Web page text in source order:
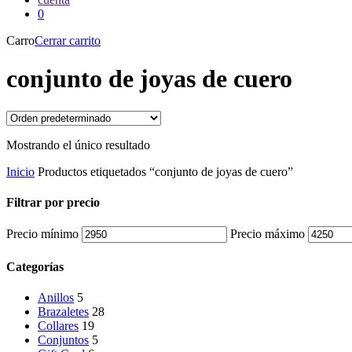
0
CarroCerrar carrito
conjunto de joyas de cuero
Mostrando el único resultado
Inicio Productos etiquetados “conjunto de joyas de cuero”
Filtrar por precio
Precio mínimo Precio máximo
Categorías
Anillos 5
Brazaletes 28
Collares 19
Conjuntos 5